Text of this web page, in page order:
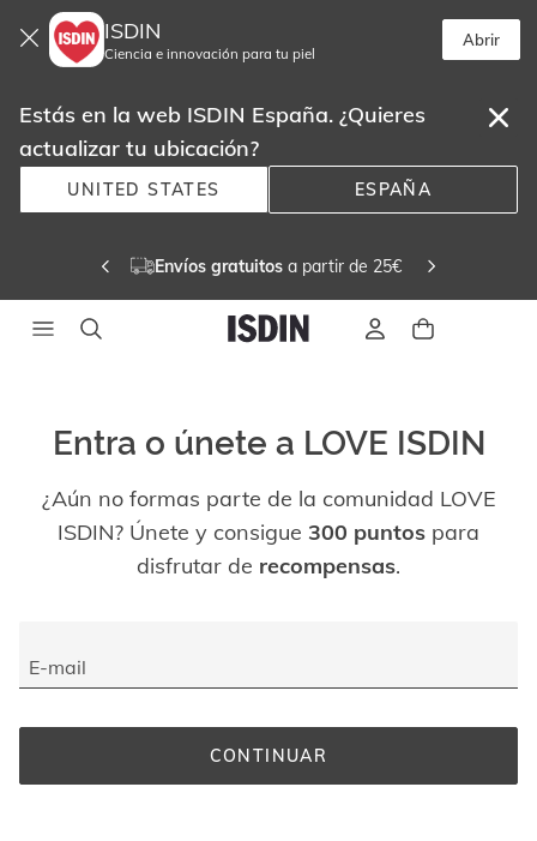
ISDIN
Ciencia e innovación para tu piel
Abrir
Estás en la web ISDIN España. ¿Quieres
actualizar tu ubicación?
UNITED STATES ESPAÑA
Envíos gratuitos a partir de 25€
Entra o únete a LOVE ISDIN
¿Aún no formas parte de la comunidad LOVE
ISDIN? Únete y consigue 300 puntos para
disfrutar de recompensas.
E-mail
CONTINUAR